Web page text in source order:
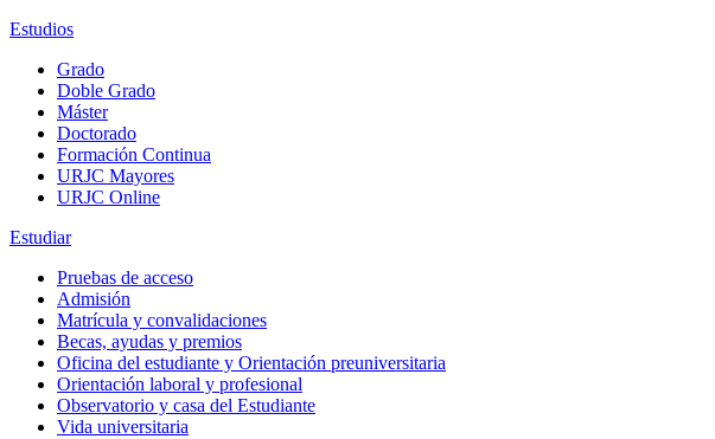
Estudios
Grado
Doble Grado
Máster
Doctorado
Formación Continua
URJC Mayores
URJC Online
Estudiar
Pruebas de acceso
Admisión
Matrícula y convalidaciones
Becas, ayudas y premios
Oficina del estudiante y Orientación preuniversitaria
Orientación laboral y profesional
Observatorio y casa del Estudiante
Vida universitaria